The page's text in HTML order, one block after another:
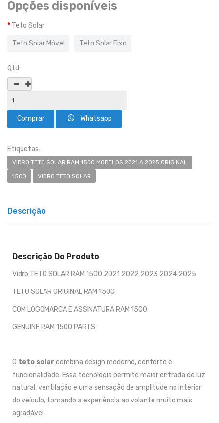
Opções disponíveis
Teto Solar
Teto Solar Móvel Teto Solar Fixo
Qtd
Whatsapp
Etiquetas:
VIDRO TETO SOLAR RAM 1500 MODELOS 2021 A 2025 ORIGINAL
1500
VIDRO TETO SOLAR
Descrição
Descrição Do Produto
Vidro TETO SOLAR RAM 1500 2021 2022 2023 2024 2025
TETO SOLAR ORIGINAL RAM 1500
COM LOGOMARCA E ASSINATURA RAM 1500
GENUINE RAM 1500 PARTS
O teto solarcombina design moderno, conforto e
funcionalidade. Essa tecnologia permite maior entrada de luz
natural, ventilação e uma sensação de amplitude no interior
do veículo, tornando a experiência ao volante muito mais
agradável.